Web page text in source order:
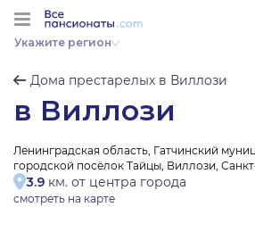
Укажите регион
Дома престарелых в Виллози
в Виллози
Ленинградская область, Гатчинский
городской посёлок Тайцы, Виллози,
3.9 км. от центра города
смотреть на карте